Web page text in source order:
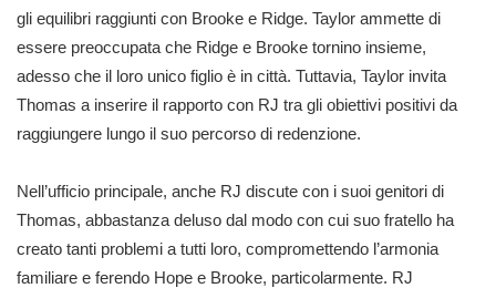
gli equilibri raggiunti con Brooke e Ridge. Taylor ammette di
essere preoccupata che Ridge e Brooke tornino insieme,
adesso che il loro unico figlio è in città. Tuttavia, Taylor invita
Thomas a inserire il rapporto con RJ tra gli obiettivi positivi da
raggiungere lungo il suo percorso di redenzione.
Nell’ufficio principale, anche RJ discute con i suoi genitori di
Thomas, abbastanza deluso dal modo con cui suo fratello ha
creato tanti problemi a tutti loro, compromettendo l’armonia
familiare e ferendo Hope e Brooke, particolarmente. RJ